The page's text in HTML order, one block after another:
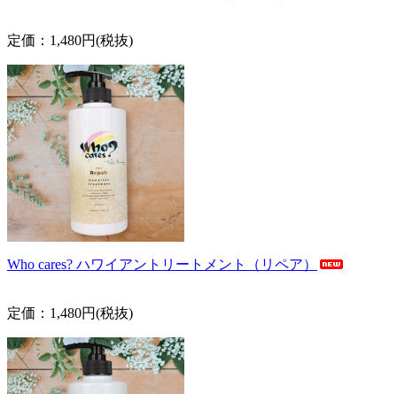
定価：1,480円(税抜)
Who cares? ハワイアントリートメント（リペア）
定価：1,480円(税抜)